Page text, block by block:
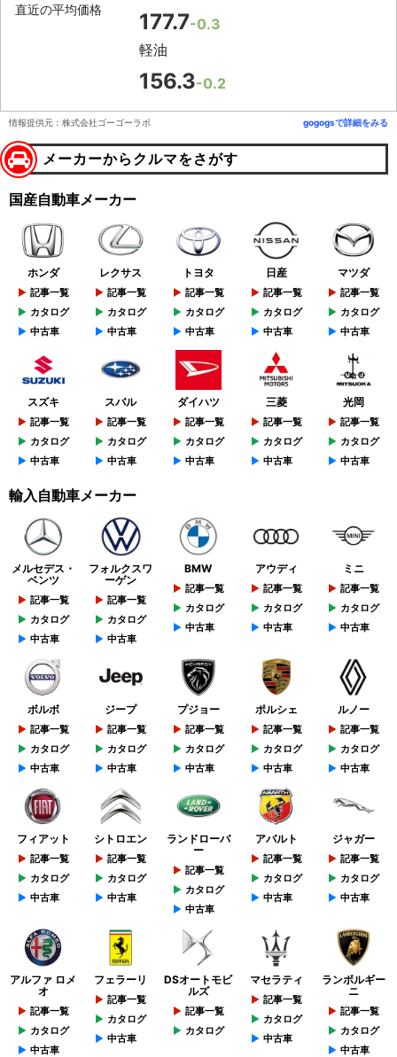
直近の平均価格 177.7-0.3
軽油
156.3-0.2
情報提供元：株式会社ゴーゴーラボ gogogsで詳細をみる
メーカーからクルマをさがす
国産自動車メーカー
ホンダ
記事一覧
カタログ
中古車
レクサス
記事一覧
カタログ
中古車
トヨタ
記事一覧
カタログ
中古車
日産
記事一覧
カタログ
中古車
マツダ
記事一覧
カタログ
中古車
スズキ
記事一覧
カタログ
中古車
スバル
記事一覧
カタログ
中古車
ダイハツ
記事一覧
カタログ
中古車
三菱
記事一覧
カタログ
中古車
光岡
記事一覧
カタログ
中古車
輸入自動車メーカー
メルセデス・
ベンツ
記事一覧
カタログ
中古車
フォルクスワ
ーゲン
記事一覧
カタログ
中古車
BMW
記事一覧
カタログ
中古車
アウディ
記事一覧
カタログ
中古車
ミニ
記事一覧
カタログ
中古車
ボルボ
記事一覧
カタログ
中古車
ジープ
記事一覧
カタログ
中古車
プジョー
記事一覧
カタログ
中古車
ポルシェ
記事一覧
カタログ
中古車
ルノー
記事一覧
カタログ
中古車
フィアット
記事一覧
カタログ
中古車
シトロエン
記事一覧
カタログ
中古車
ランドローバ
ー
記事一覧
カタログ
中古車
アバルト
記事一覧
カタログ
中古車
ジャガー
記事一覧
カタログ
中古車
アルファ ロメ
オ
記事一覧
カタログ
中古車
フェラーリ
記事一覧
カタログ
中古車
DSオートモビ
ルズ
記事一覧
カタログ
マセラティ
記事一覧
カタログ
中古車
ランボルギー
ニ
記事一覧
カタログ
中古車